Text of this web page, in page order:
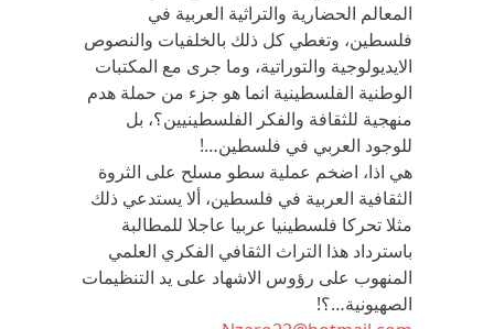
المعالم الحضارية والتراثية العربية في
فلسطين، وتغطي كل ذلك بالخلفيات والنصوص
الايديولوجية والتوراتية، وما جرى مع المكتبات
الوطنية الفلسطينية انما هو جزء من حملة هدم
منهجية للثقافة والفكر الفلسطينيين؟، بل
للوجود العربي في فلسطين…!
هي اذا، اضخم عملية سطو مسلح على الثروة
الثقافية العربية في فلسطين، ألا يستدعي ذلك
مثلا تحركا فلسطينيا عربيا عاجلا للمطالبة
باسترداد هذا التراث الثقافي الفكري العلمي
المنهوب على رؤوس الاشهاد على يد التنظيمات
الصهيونية…؟!